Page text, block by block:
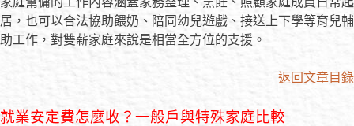
居，也可以合法協助餵奶、陪同幼兒遊戲、接送上下學等育兒輔
助工作，對雙薪家庭來說是相當全方位的支援。
返回文章目錄
就業安定費怎麼收？一般戶與特殊家庭比較